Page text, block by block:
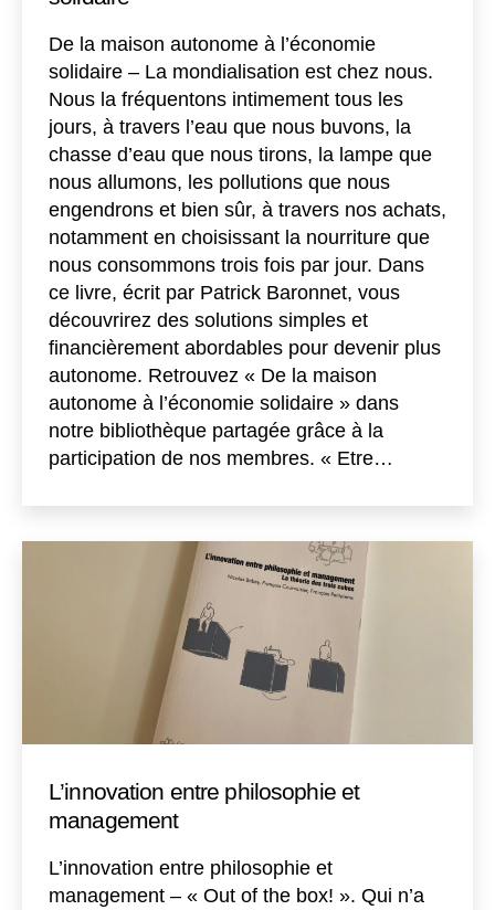
De la maison autonome à l’économie
solidaire – La mondialisation est chez nous.
Nous la fréquentons intimement tous les
jours, à travers l’eau que nous buvons, la
chasse d’eau que nous tirons, la lampe que
nous allumons, les pollutions que nous
engendrons et bien sûr, à travers nos achats,
notamment en choisissant la nourriture que
nous consommons trois fois par jour. Dans
ce livre, écrit par Patrick Baronnet, vous
découvrirez des solutions simples et
financièrement abordables pour devenir plus
autonome. Retrouvez « De la maison
autonome à l’économie solidaire » dans
notre bibliothèque partagée grâce à la
participation de nos membres. « Etre…
L’innovation entre philosophie et
management
L’innovation entre philosophie et
management – « Out of the box! ». Qui n’a